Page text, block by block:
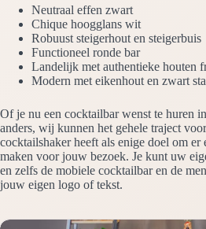
Neutraal effen zwart
Chique hoogglans wit
Robuust steigerhout en steigerbuis
Functioneel ronde bar
Landelijk met authentieke houten
Modern met eikenhout en zwart
Of je nu een cocktailbar wenst te huren
anders, wij kunnen het gehele traject
cocktailshaker heeft als enige doel om
maken voor jouw bezoek. Je kunt uw
en zelfs de mobiele cocktailbar en de
jouw eigen logo of tekst.